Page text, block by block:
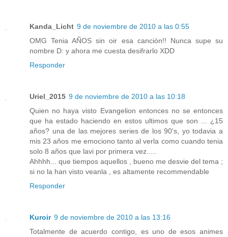
Kanda_Licht 9 de noviembre de 2010 a las 0:55
OMG Tenia AÑOS sin oir esa canción!! Nunca supe su
nombre D: y ahora me cuesta desifrarlo XDD
Responder
Uriel_2015 9 de noviembre de 2010 a las 10:18
Quien no haya visto Evangelion entonces no se entonces
que ha estado haciendo en estos ultimos que son ... ¿15
años? una de las mejores series de los 90's, yo todavia a
mis 23 años me emociono tanto al verla como cuando tenia
solo 8 años que lavi por primera vez.....
Ahhhh... que tiempos aquellos , bueno me desvie del tema ;
si no la han visto veanla , es altamente recommendable
Responder
Kuroir 9 de noviembre de 2010 a las 13:16
Totalmente de acuerdo contigo, es uno de esos animes